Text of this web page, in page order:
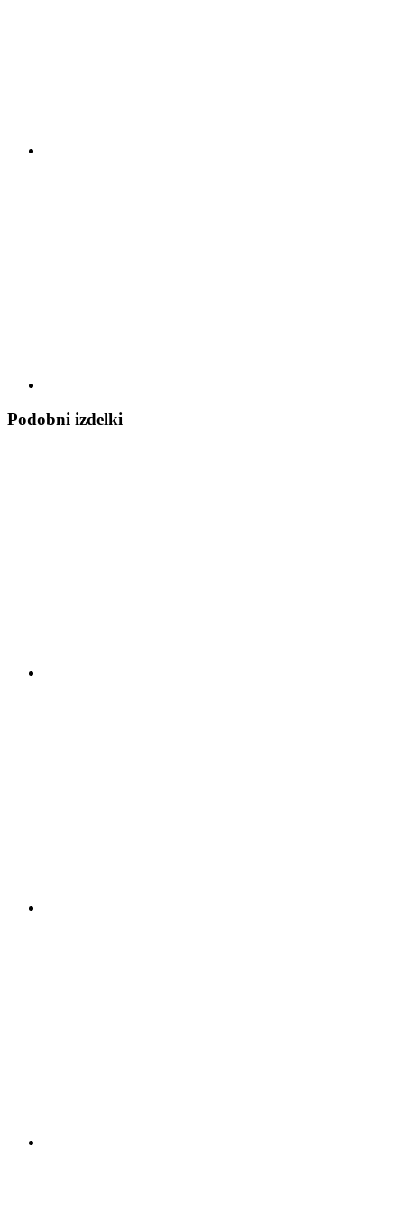
Podobni izdelki